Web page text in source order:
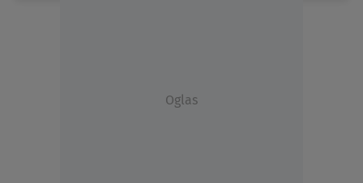
Oglas